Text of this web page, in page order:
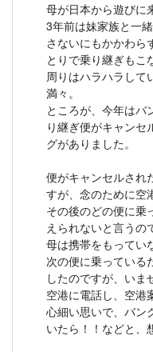
母が日本から遊びに
3年前は妹家族と一
さないにもかかわら
とりで乗り継ぎもこ
周りはハラハラして
満々。
ところが、今年はバ
り継ぎ便がキャンセ
グがありました。
便がキャンセルされ
すが、念のために空
その後のどの便に乗
えられないと言うの
母は携帯をもってい
次の便に乗っている
したのですが、いま
空港に電話し、空港
心細い思いで、バン
いたら！！などと、